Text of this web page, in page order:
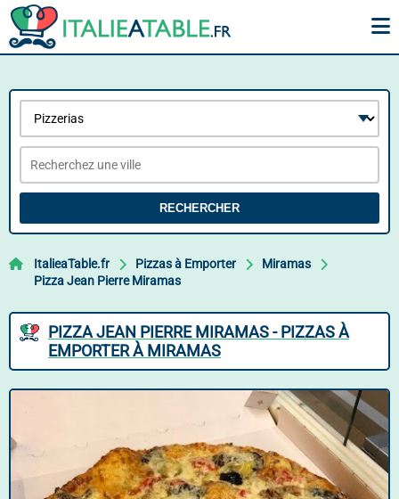
RECHERCHER
ItalieaTable.fr Pizzas à Emporter
Miramas
Pizza Jean Pierre Miramas
PIZZA JEAN PIERRE MIRAMAS - PIZZAS À
EMPORTER À MIRAMAS